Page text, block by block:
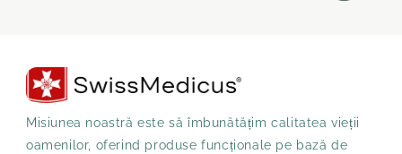
Misiunea noastră este să îmbunătățim calitatea vieții
oamenilor, oferind produse funcționale pe bază de